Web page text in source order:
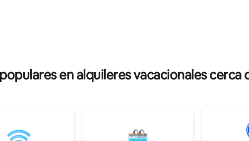
en alquileres vacacionales cerca